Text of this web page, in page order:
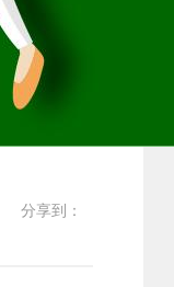
分享到：